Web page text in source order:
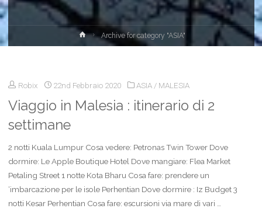
HomeArchive for category "ASIA"
Robix 22nd Febbraio 2020 ASIA / MALESIA
Viaggio in Malesia : itinerario di 2
settimane
2 notti Kuala Lumpur Cosa vedere: Petronas Twin Tower Dove
dormire: Le Apple Boutique Hotel Dove mangiare: Flea Market
Petaling Street 1 notte Kota Bharu Cosa fare: prendere un
‘imbarcazione per le isole Perhentian Dove dormire : Iz Budget 3
notti Kesar Perhentian Cosa fare: escursioni via mare di vari …